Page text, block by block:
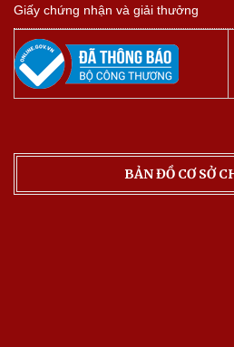
Giấy chứng nhận và giải thưởng
BẢN ĐỒ CƠ SỞ